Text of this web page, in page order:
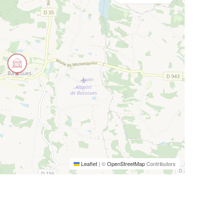
Leaflet | ©OpenStreetMapContributors